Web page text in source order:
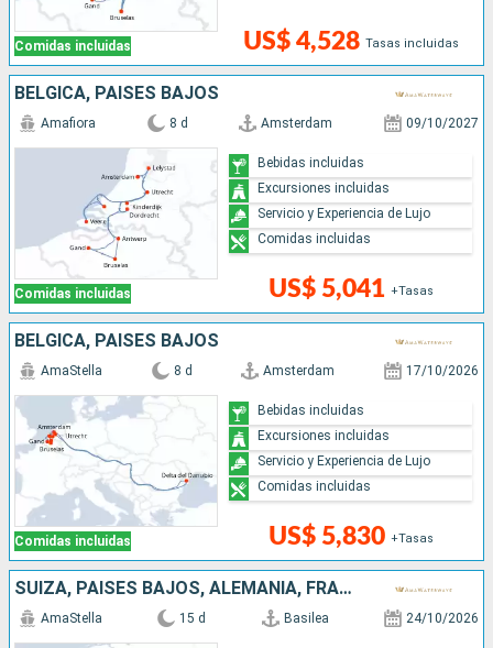
Comidas incluidas US$ 4,528 Tasas incluidas
BÉLGICA, PAISES BAJOS
Comidas incluidas
Amafiora 8 d Amsterdam 09/10/2027
US$ 5,041 +Tasas
Bebidas incluidas
Excursiones incluidas
Servicio y Experiencia de Lujo
Comidas incluidas
BÉLGICA, PAISES BAJOS
Comidas incluidas
AmaStella 8 d Amsterdam 17/10/2026
US$ 5,830 +Tasas
Bebidas incluidas
Excursiones incluidas
Servicio y Experiencia de Lujo
Comidas incluidas
SUIZA, PAISES BAJOS, ALEMANIA, FRANCIA, BÉLGICA, REPÚBLICA DOMINICANA
AmaStella 15 d Basilea 24/10/2026